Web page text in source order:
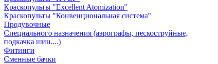
Краскопульты "Excellent Atomization"
Краскопульты "Конвенциональная система"
Продувочные
Специального назначения (аэрографы, пескоструйные,
подкачка шин....)
Фитинги
Сменные бачки